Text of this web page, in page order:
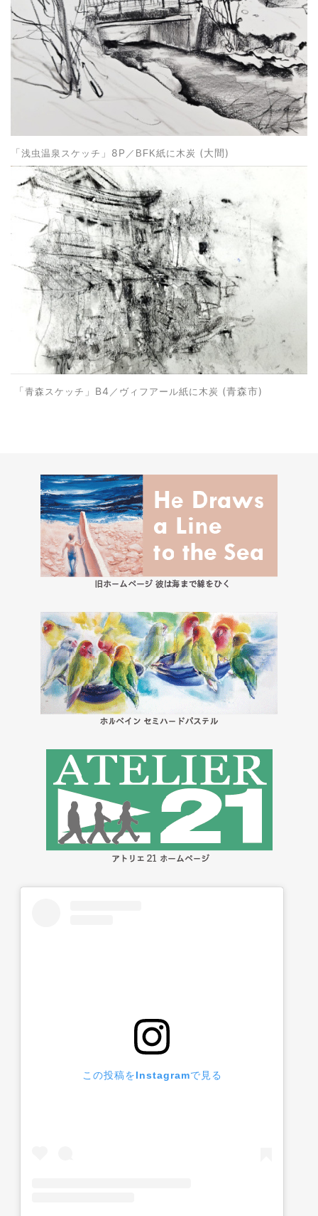
「 浅虫温泉スケッチ 」 8P ／BFK紙に木炭 (大間)
「 青森スケッチ 」B4 ／ヴィフアール紙に木炭 (青森市)
この投稿をInstagramで見る